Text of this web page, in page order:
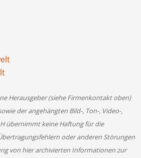
Herausgeber (siehe Firmenkontakt oben)
der angehängten Bild-, Ton-, Video-,
übernimmt keine Haftung für die
oder anderen Störungen
von hier archivierten Informationen zur